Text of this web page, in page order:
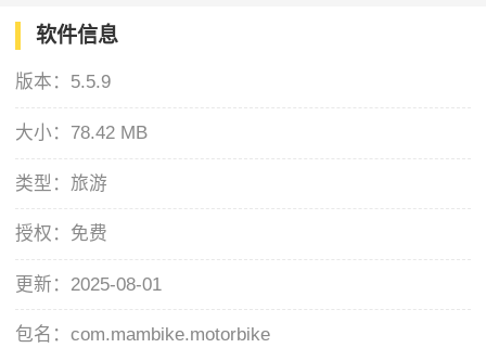
软件信息
版本： 5.5.9
大小： 78.42 MB
类型： 旅游
授权： 免费
更新： 2025-08-01
包名：com.mambike.motorbike